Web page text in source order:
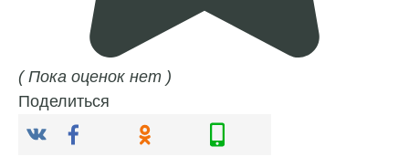
( Пока оценок нет )
Поделиться